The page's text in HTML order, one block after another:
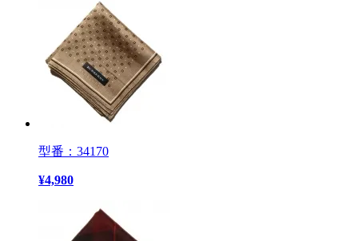
型番：34170
¥4,980